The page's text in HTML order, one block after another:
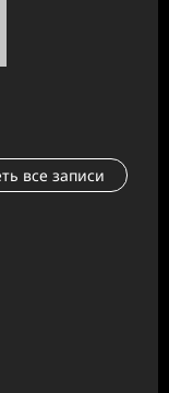
все записи